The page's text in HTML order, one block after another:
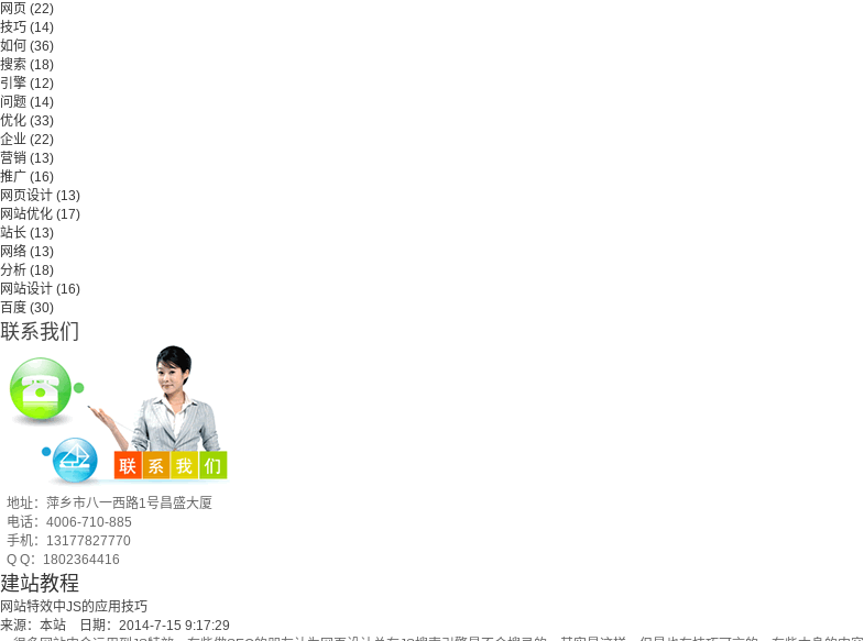
网页 (22)
技巧 (14)
如何 (36)
搜索 (18)
引擎 (12)
问题 (14)
优化 (33)
企业 (22)
营销 (13)
推广 (16)
网页设计 (13)
网站优化 (17)
站长 (13)
网络 (13)
分析 (18)
网站设计 (16)
百度 (30)
联系我们
地址：萍乡市八一西路1号昌盛大厦
电话：4006-710-885
手机：13177827770
Q Q：1802364416
建站教程
网站特效中JS的应用技巧
来源：本站 日期：2014-7-15 9:17:29